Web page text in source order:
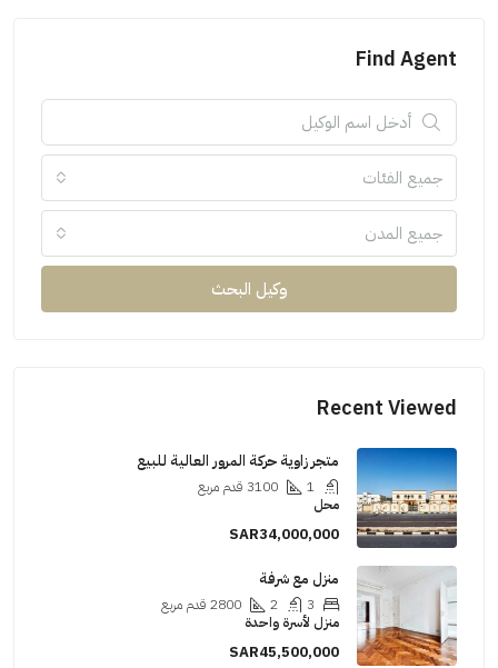
Find Agent
جميع الفئات
جميع المدن
وكيل البحث
Recent Viewed
متجر زاوية حركة المرور العالية للبيع
3100 قدم مربع
محل
SAR34,000,000
منزل مع شرفة
2800 قدم مربع
منزل لأسرة واحدة
SAR45,500,000